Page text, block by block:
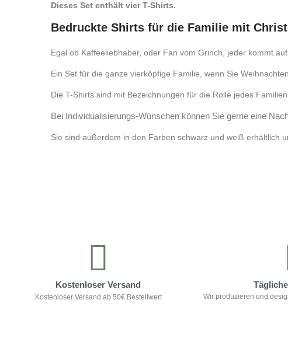
Dieses Set enthält vier T-Shirts.
Bedruckte Shirts für die Familie mit
Egal ob Kaffeeliebhaber, oder Fan vom Grinch, jeder kommt auf
Ein Set für die ganze vierköpfige Familie, wenn Sie
Die T-Shirts sind mit Bezeichnungen für die Rolle jedes
Bei Individualisierungs-Wünschen können Sie gerne eine
Sie sind außerdem in den Farben schwarz und weiß erhältlich
Kostenloser Versand
Kostenloser Versand ab 50€ Bestellwert Wir produzieren und